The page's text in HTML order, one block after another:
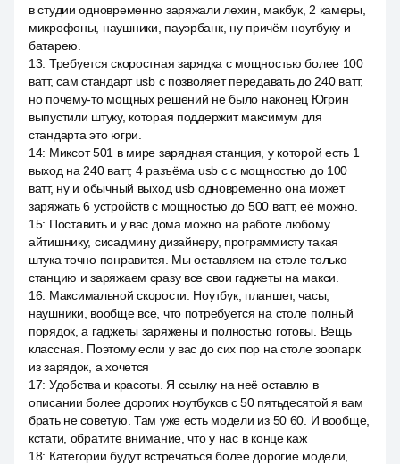
в студии одновременно заряжали лехин, макбук, 2 камеры,
микрофоны, наушники, пауэрбанк, ну причём ноутбуку и
батарею.
13: Требуется скоростная зарядка с мощностью более 100
ватт, сам стандарт usb c позволяет передавать до 240 ватт,
но почему-то мощных решений не было наконец Югрин
выпустили штуку, которая поддержит максимум для
стандарта это югри.
14: Миксот 501 в мире зарядная станция, у которой есть 1
выход на 240 ватт, 4 разъёма usb c с мощностью до 100
ватт, ну и обычный выход usb одновременно она может
заряжать 6 устройств с мощностью до 500 ватт, её можно.
15: Поставить и у вас дома можно на работе любому
айтишнику, сисадмину дизайнеру, программисту такая
штука точно понравится. Мы оставляем на столе только
станцию и заряжаем сразу все свои гаджеты на макси.
16: Максимальной скорости. Ноутбук, планшет, часы,
наушники, вообще все, что потребуется на столе полный
порядок, а гаджеты заряжены и полностью готовы. Вещь
классная. Поэтому если у вас до сих пор на столе зоопарк
из зарядок, а хочется
17: Удобства и красоты. Я ссылку на неё оставлю в
описании более дорогих ноутбуков с 50 пятьдесятой я вам
брать не советую. Там уже есть модели из 50 60. И вообще,
кстати, обратите внимание, что у нас в конце каж
18: Категории будут встречаться более дорогие модели,